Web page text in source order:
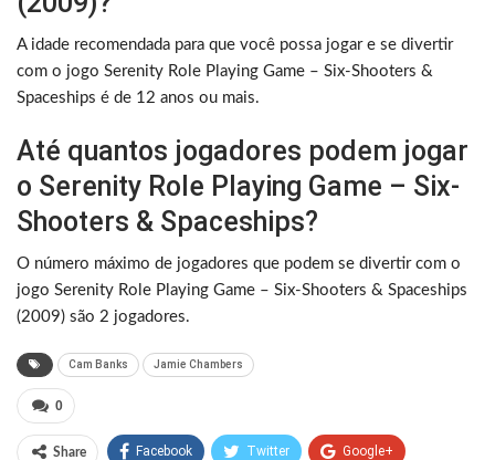
A idade recomendada para que você possa jogar e se divertir
com o jogo Serenity Role Playing Game – Six-Shooters &
Spaceships é de 12 anos ou mais.
Até quantos jogadores podem jogar
o Serenity Role Playing Game – Six-
Shooters & Spaceships?
O número máximo de jogadores que podem se divertir com o
jogo Serenity Role Playing Game – Six-Shooters & Spaceships
(2009) são 2 jogadores.
Cam Banks Jamie Chambers
0
Share Facebook Twitter Google+